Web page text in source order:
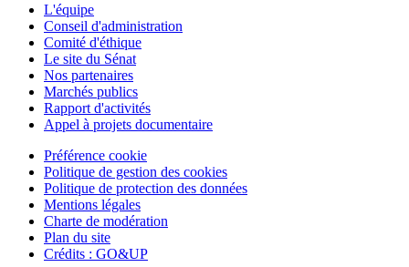
L'équipe
Conseil d'administration
Comité d'éthique
Le site du Sénat
Nos partenaires
Marchés publics
Rapport d'activités
Appel à projets documentaire
Préférence cookie
Politique de gestion des cookies
Politique de protection des données
Mentions légales
Charte de modération
Plan du site
Crédits : GO&UP